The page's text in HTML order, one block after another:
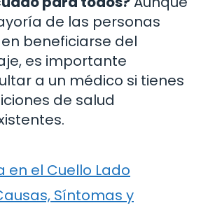
de las personas
beneficiarse del
es importante
a un médico si tienes
de salud
en el Cuello Lado
Síntomas y